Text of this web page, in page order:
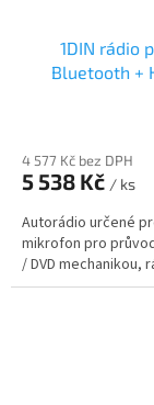
1DIN rádio
Bluetooth +
4 577 Kč bez DPH
5 538 Kč / ks
Autorádio určené
mikrofon pro
/ DVD mechanikou,